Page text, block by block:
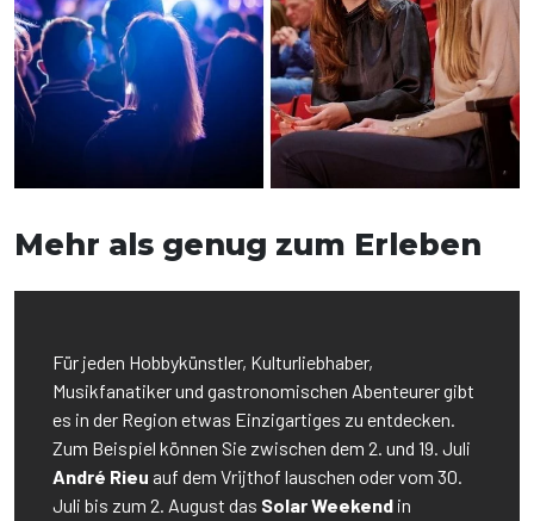
Mehr als genug zum Erleben
Für jeden Hobbykünstler, Kulturliebhaber,
Musikfanatiker und gastronomischen Abenteurer gibt
es in der Region etwas Einzigartiges zu entdecken.
Zum Beispiel können Sie zwischen dem 2. und 19. Juli
André Rieu auf dem Vrijthof lauschen oder vom 30.
Juli bis zum 2. August das Solar Weekend in